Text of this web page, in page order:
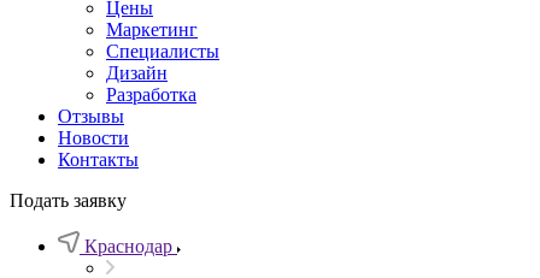
Цены
Маркетинг
Специалисты
Дизайн
Разработка
Отзывы
Новости
Контакты
Подать заявку
Краснодар